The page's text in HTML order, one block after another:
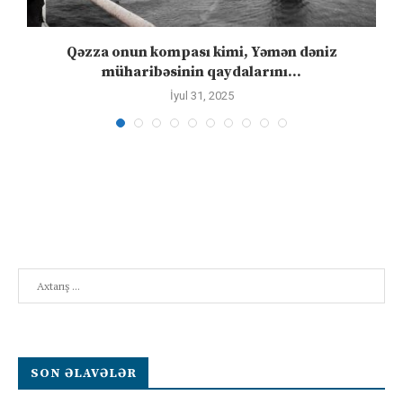
Qəzza onun kompası kimi, Yəmən dəniz
müharibəsinin qaydalarını...
İyul 31, 2025
SON ƏLAVƏLƏR